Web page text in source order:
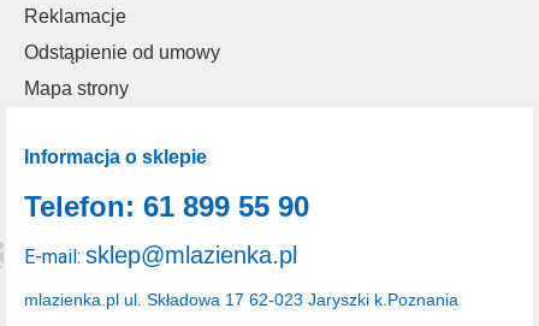
Reklamacje
Odstąpienie od umowy
Mapa strony
Informacja o sklepie
mlazienka.pl ul. Składowa 17 62-023 Jaryszki k.Poznania
Telefon: 61 899 55 90
E-mail: sklep@mlazienka.pl